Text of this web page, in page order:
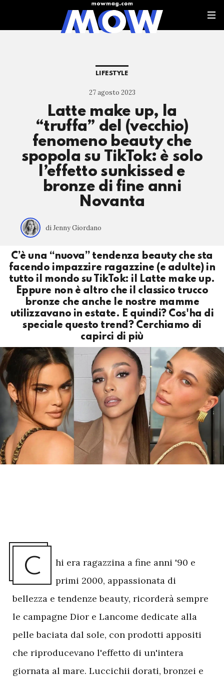
LIFESTYLE
27 agosto 2023
Latte make up, la
“truffa” del (vecchio)
fenomeno beauty che
spopola su TikTok: è solo
l’effetto sunkissed e
bronze di fine anni
Novanta
di Jenny Giordano
C’è una “nuova” tendenza beauty che sta
facendo impazzire ragazzine (e adulte) in
tutto il mondo su TikTok: il Latte make up.
Eppure non è altro che il classico trucco
bronze che anche le nostre mamme
utilizzavano in estate. E quindi? Cos'ha di
speciale questo trend? Cerchiamo di
capirci di più
C
hi era ragazzina a fine anni '90 e
primi 2000, appassionata di
bellezza e tendenze beauty, ricorderà sempre
le campagne Dior e Lancome dedicate alla
pelle baciata dal sole, con prodotti appositi
che riproducevano l'effetto di un'intera
giornata al mare. Luccichii dorati, bronzei e